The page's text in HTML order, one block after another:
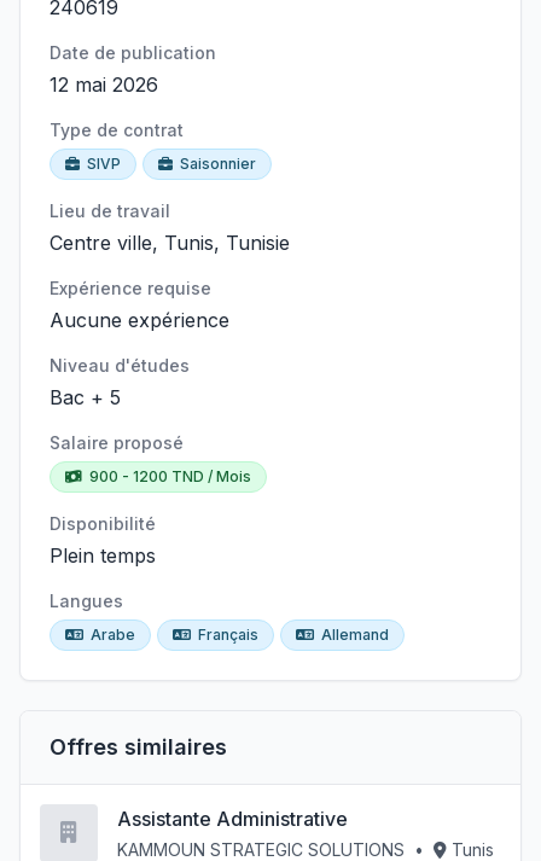
240619
Date de publication
12 mai 2026
Type de contrat
SIVP Saisonnier
Lieu de travail
Centre ville, Tunis, Tunisie
Expérience requise
Aucune expérience
Niveau d'études
Bac + 5
Salaire proposé
900 - 1200 TND / Mois
Disponibilité
Plein temps
Langues
Arabe Français Allemand
Offres similaires
Assistante Administrative
KAMMOUN STRATEGIC SOLUTIONS • Tunis